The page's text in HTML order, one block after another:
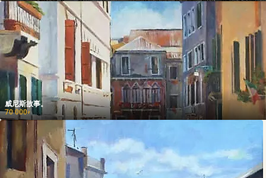
威尼斯故事。
70 000₽